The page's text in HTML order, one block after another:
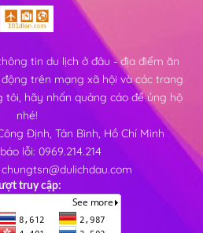
tin du lịch ở đâu - địa điểm ăn
trên mạng xã hội và các trang
tôi, hãy nhấn quảng cáo để ủng hộ
nhé!
Định, Tân Bình, Hồ Chí Minh
lỗi: 0969.214.214
truy cập: